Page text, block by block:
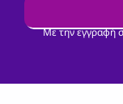
Με την εγγραφή